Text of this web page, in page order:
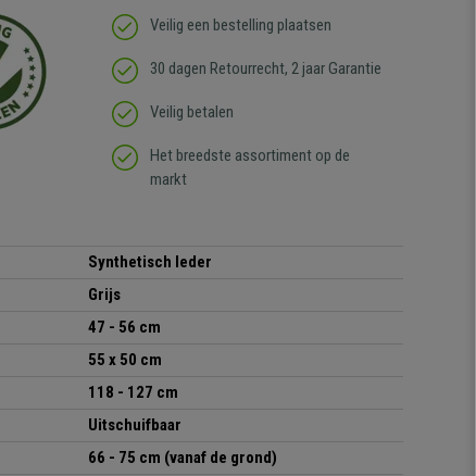
Veilig een bestelling plaatsen
30 dagen Retourrecht, 2 jaar Garantie
Veilig betalen
Het breedste assortiment op de
markt
Synthetisch leder
Grijs
47 - 56 cm
55 x 50 cm
118 - 127 cm
Uitschuifbaar
66 - 75 cm (vanaf de grond)